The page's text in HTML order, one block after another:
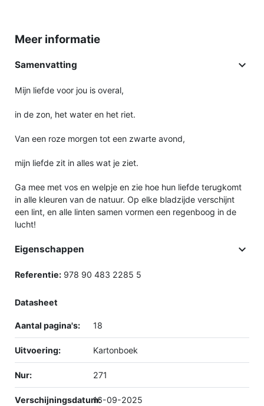
Meer informatie
Samenvatting 
Mijn liefde voor jou is overal,
in de zon, het water en het riet.
Van een roze morgen tot een zwarte avond,
mijn liefde zit in alles wat je ziet.
Ga mee met vos en welpje en zie hoe hun liefde terugkomt
in alle kleuren van de natuur. Op elke bladzijde verschijnt
een lint, en alle linten samen vormen een regenboog in de
lucht!
Eigenschappen 
Referentie: 978 90 483 2285 5
Datasheet
Aantal pagina's: 18
Uitvoering: Kartonboek
Nur: 271
Verschijningsdatum:16-09-2025